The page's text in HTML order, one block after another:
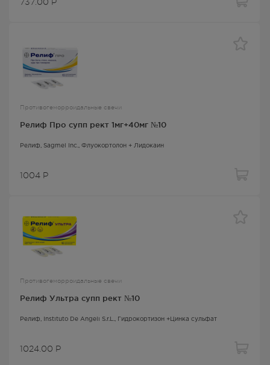
Противогеморроидальные свечи
Релиф Про супп рект 1мг+40мг №10
Релиф , Sagmel Inc., Флуокортолон + Лидокаин
1004 Р
Противогеморроидальные свечи
Релиф Ультра супп рект №10
Релиф , Instituto De Angeli S.r.L., Гидрокортизон +Цинка сульфат
1024.00 Р